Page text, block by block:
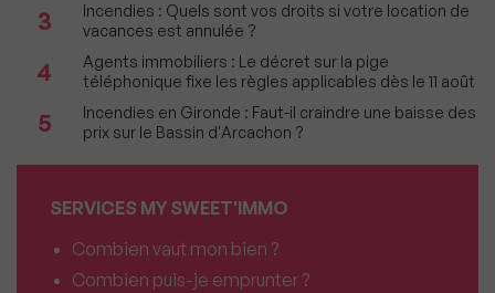
3
Incendies : Quels sont vos droits si votre location de
vacances est annulée ?
4
Agents immobiliers : Le décret sur la pige
téléphonique fixe les règles applicables dès le 11 août
5
Incendies en Gironde : Faut-il craindre une baisse des
prix sur le Bassin d'Arcachon ?
SERVICES MY SWEET'IMMO
Combien vaut mon bien ?
Combien puis-je emprunter ?